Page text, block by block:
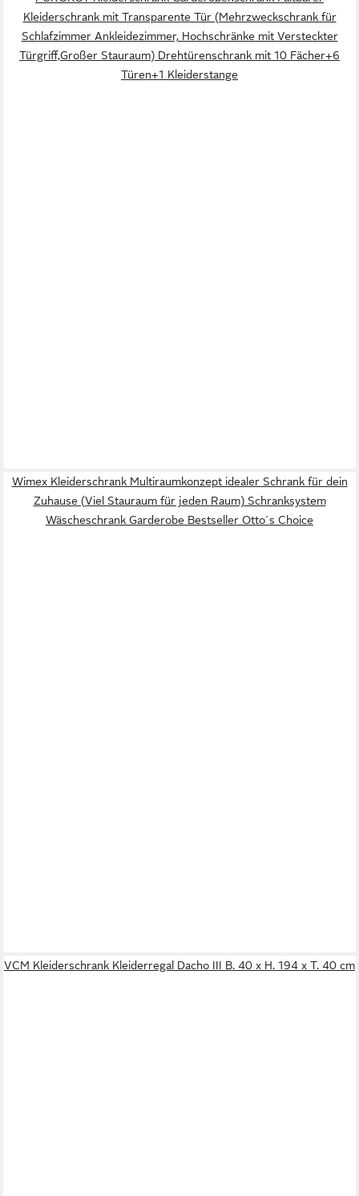
Kleiderschrank mit Transparente Tür (Mehrzweckschrank für
Schlafzimmer Ankleidezimmer, Hochschränke mit Versteckter
Türgriff,Großer Stauraum) Drehtürenschrank mit 10 Fächer+6
Türen+1 Kleiderstange
Wimex Kleiderschrank Multiraumkonzept idealer Schrank für dein
Zuhause (Viel Stauraum für jeden Raum) Schranksystem
Wäscheschrank Garderobe Bestseller Otto´s Choice
VCM Kleiderschrank Kleiderregal Dacho III B. 40 x H. 194 x T. 40 cm